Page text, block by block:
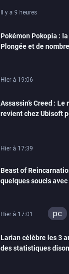
Il y a 9 heures
Pokémon Pokopia :
Plongée et de
Hier à 19:06
Assassin’s Creed :
revient chez Ubisoft
Hier à 17:39
Beast of
quelques soucis
Hier à 17:01 pc
Larian célèbre les 3
des statistiques